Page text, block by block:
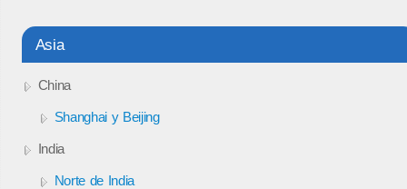
Asia
China
Shanghai y Beijing
India
Norte de India